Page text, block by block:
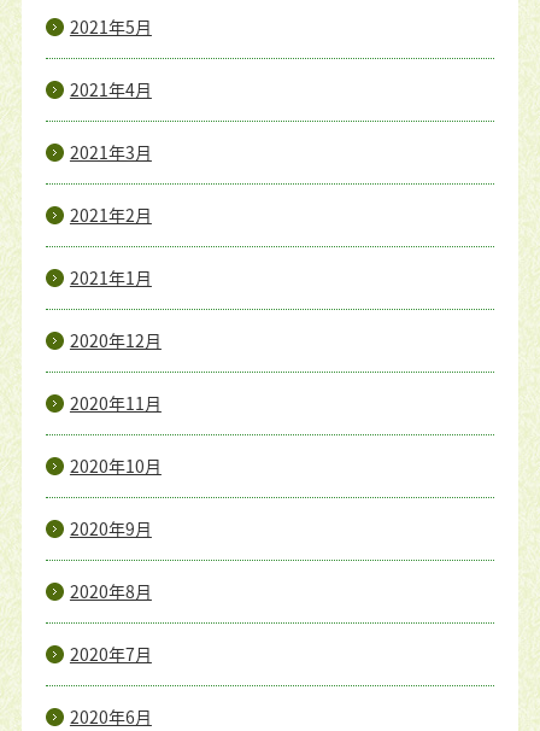
2021年5月
2021年4月
2021年3月
2021年2月
2021年1月
2020年12月
2020年11月
2020年10月
2020年9月
2020年8月
2020年7月
2020年6月